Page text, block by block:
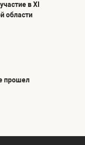
в XI
области
прошел